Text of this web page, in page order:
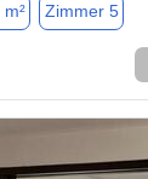
Zimmer 5